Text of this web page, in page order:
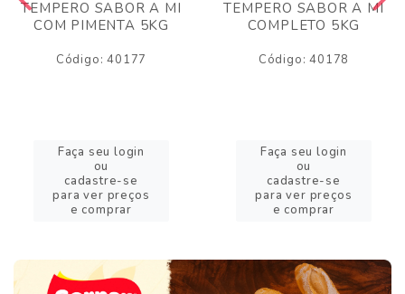
TEMPERO SABOR A MI
COM PIMENTA 5KG
Código: 40177
Faça seu login
ou
cadastre-se
para ver preços
e comprar
TEMPERO SABOR A MI
COMPLETO 5KG
Código: 40178
Faça seu login
ou
cadastre-se
para ver preços
e comprar